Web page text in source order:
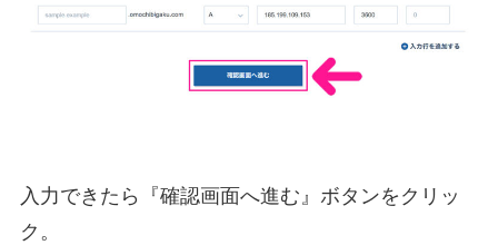
入力できたら『確認画面へ進む』ボタンをクリッ
ク。